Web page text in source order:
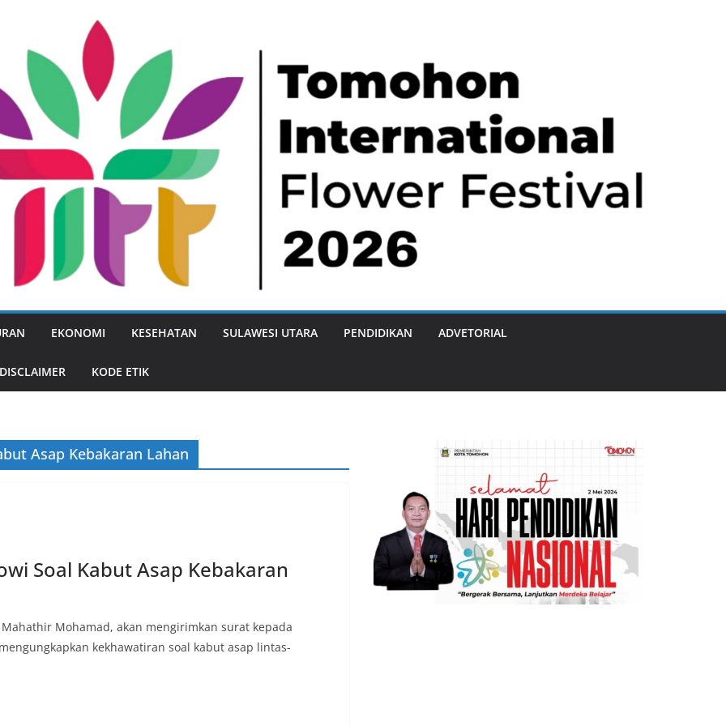
EKONOMI KESEHATAN SULAWESI UTARA PENDIDIKAN ADVETORIAL
DISCLAIMER KODE ETIK
Asap Kebakaran Lahan
Soal Kabut Asap Kebakaran
Mohamad, akan mengirimkan surat kepada
kekhawatiran soal kabut asap lintas-